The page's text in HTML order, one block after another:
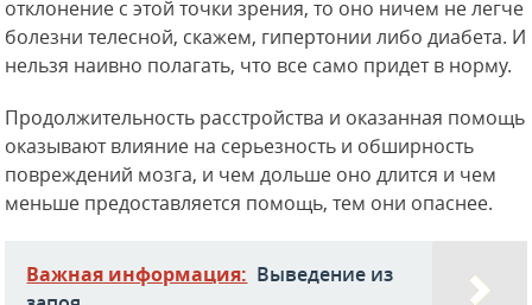
отклонение с этой точки зрения, то оно ничем не легче
болезни телесной, скажем, гипертонии либо диабета. И
нельзя наивно полагать, что все само придет в норму.
Продолжительность расстройства и оказанная помощь
оказывают влияние на серьезность и обширность
повреждений мозга, и чем дольше оно длится и чем
меньше предоставляется помощь, тем они опаснее.
Важная информация: Выведение из